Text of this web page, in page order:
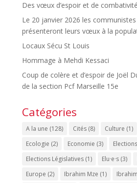
Des vœux d’espoir et de combativité
Le 20 janvier 2026 les
présenteront leurs vœux à la
Locaux Sécu St Louis
Hommage à Mehdi Kessaci
Coup de colère et d’espoir de Joël
de la section Pcf Marseille 15e
Catégories
A la une (128) Cités(8) Culture (1)
Ecologie (2) Economie (3)
Elections Législatives(1) Elu·e·s(3)
Europe (2) Ibrahim Mze (1)